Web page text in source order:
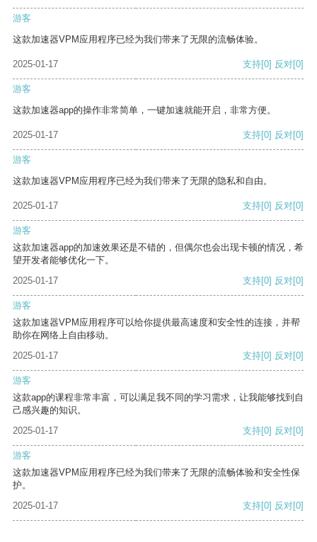
游客
这款加速器VPM应用程序已经为我们带来了无限的流畅体验。
2025-01-17 支持[0] 反对[0]
游客
这款加速器app的操作非常简单，一键加速就能开启，非常方便。
2025-01-17 支持[0] 反对[0]
游客
这款加速器VPM应用程序已经为我们带来了无限的隐私和自由。
2025-01-17 支持[0] 反对[0]
游客
这款加速器app的加速效果还是不错的，但偶尔也会出现卡顿的情况，希
望开发者能够优化一下。
2025-01-17
支持[0] 反对[0]
游客
这款加速器VPM应用程序可以给你提供最高速度和安全性的连接，并帮
助你在网络上自由移动。
2025-01-17
支持[0] 反对[0]
游客
这款app的课程非常丰富，可以满足我不同的学习需求，让我能够找到自
己感兴趣的知识。
2025-01-17
支持[0] 反对[0]
游客
这款加速器VPM应用程序已经为我们带来了无限的流畅体验和安全性保
护。
2025-01-17
支持[0] 反对[0]